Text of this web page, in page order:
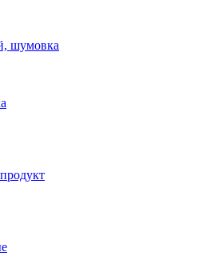
шумовка